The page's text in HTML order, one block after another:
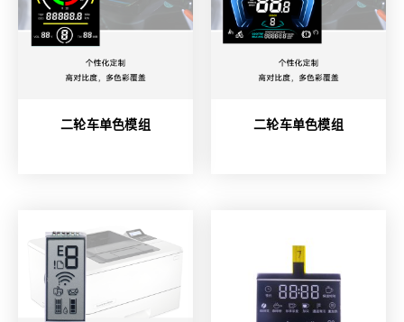
二轮车单色模组 二轮车单色模组